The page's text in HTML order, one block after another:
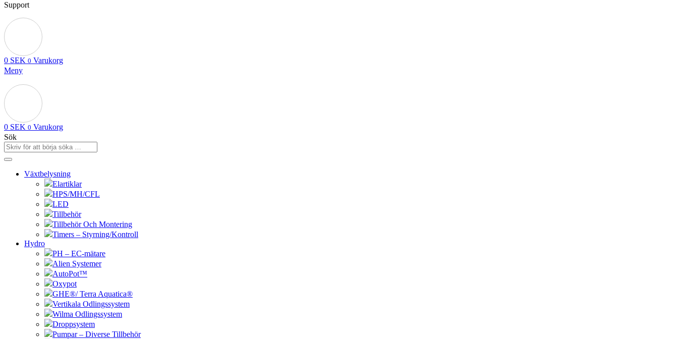
Support
0 SEK 0 Varukorg
Meny
0 SEK 0 Varukorg
Sök
Växtbelysning
Elartiklar
HPS/MH/CFL
LED
Tillbehör
Tillbehör Och Montering
Timers – Styrning/Kontroll
Hydro
PH – EC-mätare
Alien Systemer
AutoPot™
Oxypot
GHE®/ Terra Aquatica®
Vertikala Odlingssystem
Wilma Odlingssystem
Droppsystem
Pumpar – Diverse Tillbehör